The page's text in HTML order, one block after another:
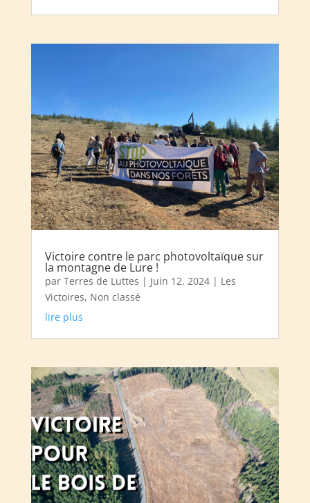
Victoire contre le parc photovoltaïque sur
la montagne de Lure !
par Terres de Luttes | Juin 12, 2024| Les
Victoires, Non classé
lire plus